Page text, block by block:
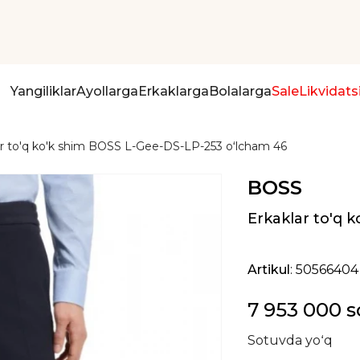
YangiliklarAyollargaErkaklargaBolalargaSale
to'q ko'k shim BOSS L-Gee-DS-LP-253 oʻlcham 46
BOSS
Erkaklar to'q
Artikul: 50566404
7 953 000
Sotuvda yoʻq